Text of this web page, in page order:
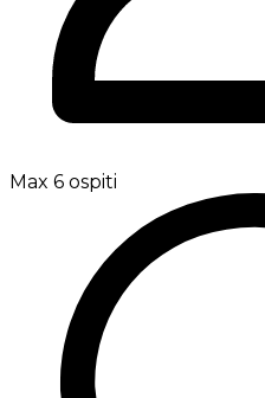
Max 6 ospiti